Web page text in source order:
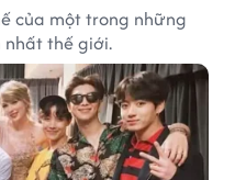
của một trong những
nhất thế giới.